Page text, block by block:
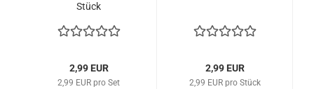
Stück
2,99 EUR
2,99 EUR pro Set
2,99 EUR
2,99 EUR pro Stück